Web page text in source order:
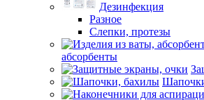
Дезинфекция
Разное
Слепки, протезы
абсорбенты